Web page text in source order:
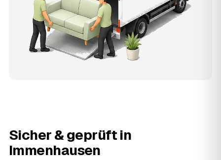
Sicher & geprüft in
Immenhausen